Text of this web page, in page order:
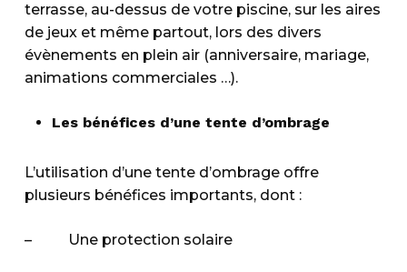
terrasse, au-dessus de votre piscine, sur les aires
de jeux et même partout, lors des divers
évènements en plein air (anniversaire, mariage,
animations commerciales …).
Les bénéfices d’une tente d’ombrage
L’utilisation d’une tente d’ombrage offre
plusieurs bénéfices importants, dont :
– Une protection solaire